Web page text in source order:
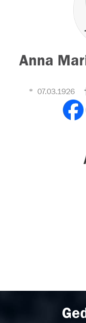
Anna
07.03.1926